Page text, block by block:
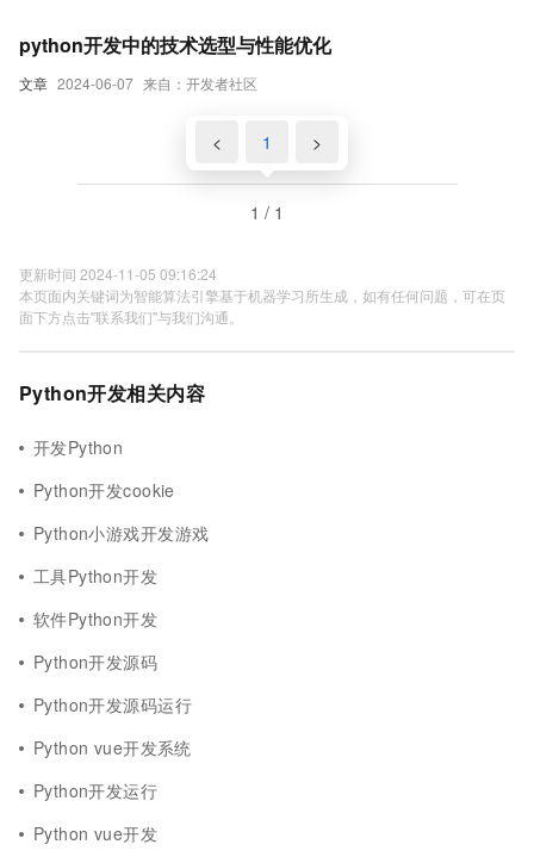
文章 2024-06-07 来自：开发者社区
python开发中的技术选型与性能优化
< 1 >
1 / 1
更新时间 2024-11-05 09:16:24
本页面内关键词为智能算法引擎基于机器学习所生成，如有任何问题，可在页
面下方点击"联系我们"与我们沟通。
Python开发相关内容
开发Python
Python开发cookie
Python小游戏开发游戏
工具Python开发
软件Python开发
Python开发源码
Python开发源码运行
Python vue开发系统
Python开发运行
Python vue开发